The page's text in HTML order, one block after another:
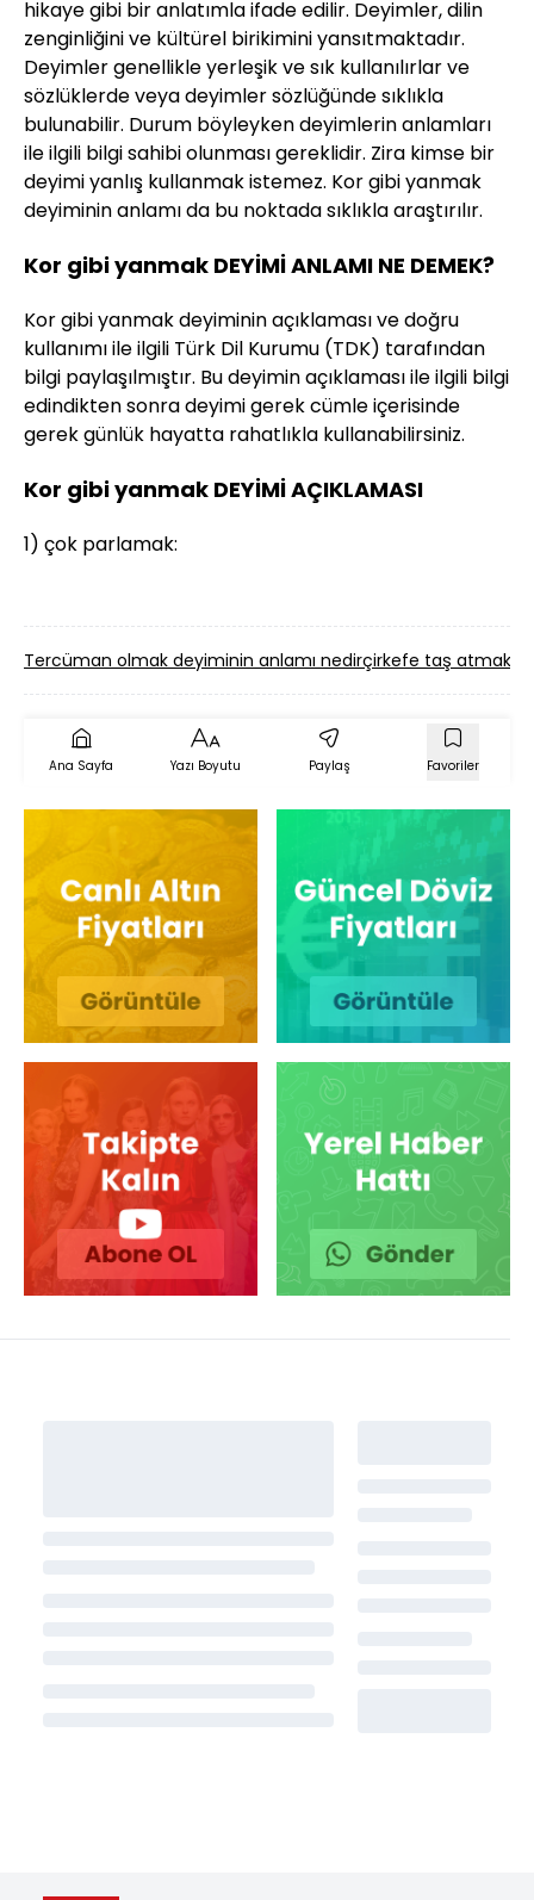
hikaye gibi bir anlatımla ifade edilir. Deyimler, dilin
zenginliğini ve kültürel birikimini yansıtmaktadır.
Deyimler genellikle yerleşik ve sık kullanılırlar ve
sözlüklerde veya deyimler sözlüğünde sıklıkla
bulunabilir. Durum böyleyken deyimlerin anlamları
ile ilgili bilgi sahibi olunması gereklidir. Zira kimse bir
deyimi yanlış kullanmak istemez. Kor gibi yanmak
deyiminin anlamı da bu noktada sıklıkla araştırılır.
Kor gibi yanmak DEYİMİ ANLAMI NE DEMEK?
Kor gibi yanmak deyiminin açıklaması ve doğru
kullanımı ile ilgili Türk Dil Kurumu (TDK) tarafından
bilgi paylaşılmıştır. Bu deyimin açıklaması ile ilgili bilgi
edindikten sonra deyimi gerek cümle içerisinde
gerek günlük hayatta rahatlıkla kullanabilirsiniz.
Kor gibi yanmak DEYİMİ AÇIKLAMASI
1) çok parlamak:
Tercüman olmak deyiminin anlamı nedirçirkefe taş atmak
Ana Sayfa Yazı Boyutu Paylaş Favoriler